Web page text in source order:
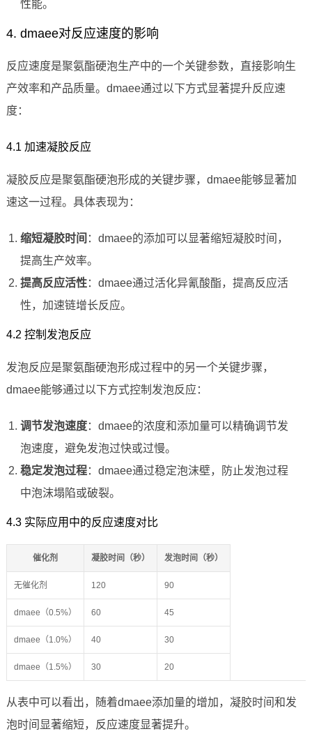
性能。
4. dmaee对反应速度的影响
反应速度是聚氨酯硬泡生产中的一个关键参数，直接影响生
产效率和产品质量。dmaee通过以下方式显著提升反应速
度：
4.1 加速凝胶反应
凝胶反应是聚氨酯硬泡形成的关键步骤，dmaee能够显著加
速这一过程。具体表现为：
缩短凝胶时间 ：dmaee的添加可以显著缩短凝胶时间，
提高生产效率。
提高反应活性：dmaee通过活化异氰酸酯，提高反应活
性，加速链增长反应。
4.2 控制发泡反应
发泡反应是聚氨酯硬泡形成过程中的另一个关键步骤，
dmaee能够通过以下方式控制发泡反应：
调节发泡速度：dmaee的浓度和添加量可以精确调节发
泡速度，避免发泡过快或过慢。
稳定发泡过程：dmaee通过稳定泡沫壁，防止发泡过程
中泡沫塌陷或破裂。
4.3 实际应用中的反应速度对比
催化剂 凝胶时间（秒） 发泡时间（秒）
无催化剂 120 90
dmaee（0.5%） 60 45
dmaee（1.0%） 40 30
dmaee（1.5%） 30 20
从表中可以看出，随着dmaee添加量的增加，凝胶时间和发
泡时间显著缩短，反应速度显著提升。